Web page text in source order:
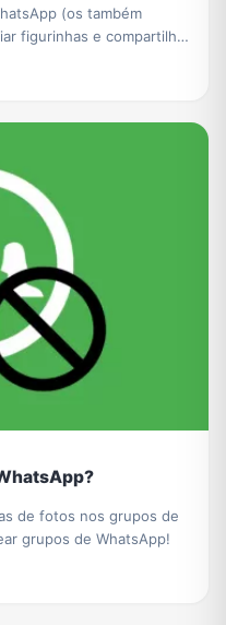
(os também
figurinhas e compartilhar
de fotos nos grupos de
grupos de WhatsApp!